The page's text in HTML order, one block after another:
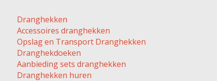
Dranghekken
Accessoires dranghekken
Opslag en Transport Dranghekken
Dranghekdoeken
Aanbieding sets dranghekken
Dranghekken huren